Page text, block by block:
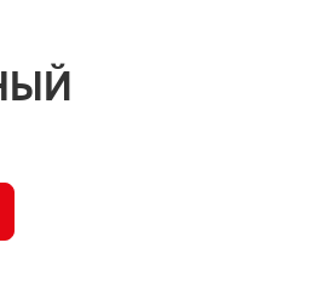
Запеченный